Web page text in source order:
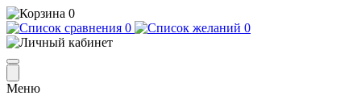
0
0
0
Меню